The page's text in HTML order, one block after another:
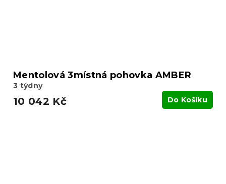
Mentolová 3místná pohovka AMBER
3 týdny
10 042 Kč Do Košíku